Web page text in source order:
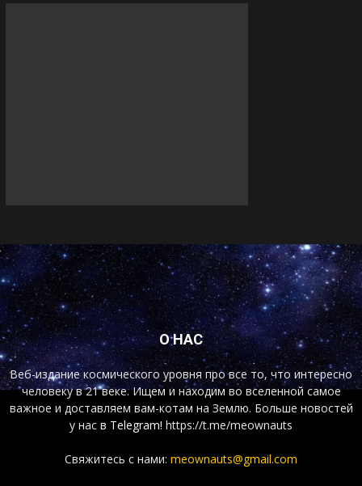
О НАС
Веб-издание космического уровня про все то, что интересно
человеку в 21 веке. Ищем и находим во вселенной самое
важное и доставляем вам-котам на Землю. Больше новостей
у нас в Telegram! https://t.me/meownauts
Свяжитесь с нами: meownauts@gmail.com